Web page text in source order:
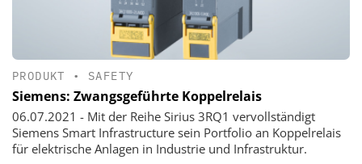
PRODUKT • SAFETY
Siemens: Zwangsgeführte Koppelrelais
06.07.2021 - Mit der Reihe Sirius 3RQ1 vervollständigt
Siemens Smart Infrastructure sein Portfolio an Koppelrelais
für elektrische Anlagen in Industrie und Infrastruktur.